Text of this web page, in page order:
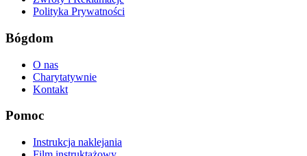
Polityka Prywatności
Bógdom
O nas
Charytatywnie
Kontakt
Pomoc
Instrukcja naklejania